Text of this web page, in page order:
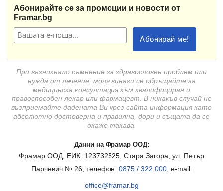
Абонирайте се за промоции и новости от
Framar.bg
При възникнало съмнение за здравословен проблем или
нужда от лечение, моля винаги се обръщайте за
медицинска консултация към квалифициран и
правоспособен лекар или фармацевт. В никакъв случай не
възприемайте дадената Ви чрез сайта информация като
абсолютно достоверна и правилна, дори и същата да се
окаже такава.
Данни на Фрамар ООД:
Фрамар ООД, ЕИК: 123732525, Стара Загора, ул. Петър
Парчевич № 26, телефон: 0875 / 322 000, e-mail:
office@framar.bg